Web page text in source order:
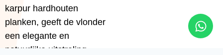
karpur hardhouten
planken, geeft de vlonder
een elegante en
natuurlijke uitstraling.